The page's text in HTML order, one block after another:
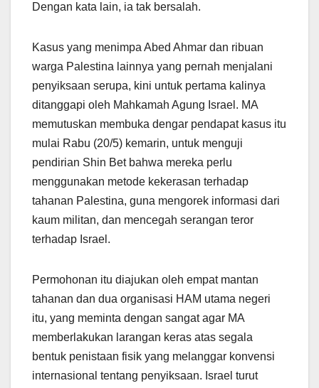
Dengan kata lain, ia tak bersalah.
Kasus yang menimpa Abed Ahmar dan ribuan
warga Palestina lainnya yang pernah menjalani
penyiksaan serupa, kini untuk pertama kalinya
ditanggapi oleh Mahkamah Agung Israel. MA
memutuskan membuka dengar pendapat kasus itu
mulai Rabu (20/5) kemarin, untuk menguji
pendirian Shin Bet bahwa mereka perlu
menggunakan metode kekerasan terhadap
tahanan Palestina, guna mengorek informasi dari
kaum militan, dan mencegah serangan teror
terhadap Israel.
Permohonan itu diajukan oleh empat mantan
tahanan dan dua organisasi HAM utama negeri
itu, yang meminta dengan sangat agar MA
memberlakukan larangan keras atas segala
bentuk penistaan fisik yang melanggar konvensi
internasional tentang penyiksaan. Israel turut